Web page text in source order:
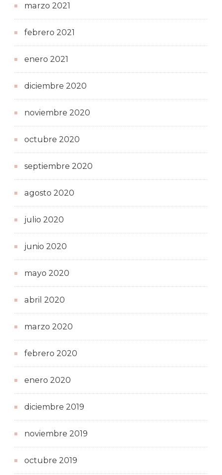
marzo 2021
febrero 2021
enero 2021
diciembre 2020
noviembre 2020
octubre 2020
septiembre 2020
agosto 2020
julio 2020
junio 2020
mayo 2020
abril 2020
marzo 2020
febrero 2020
enero 2020
diciembre 2019
noviembre 2019
octubre 2019